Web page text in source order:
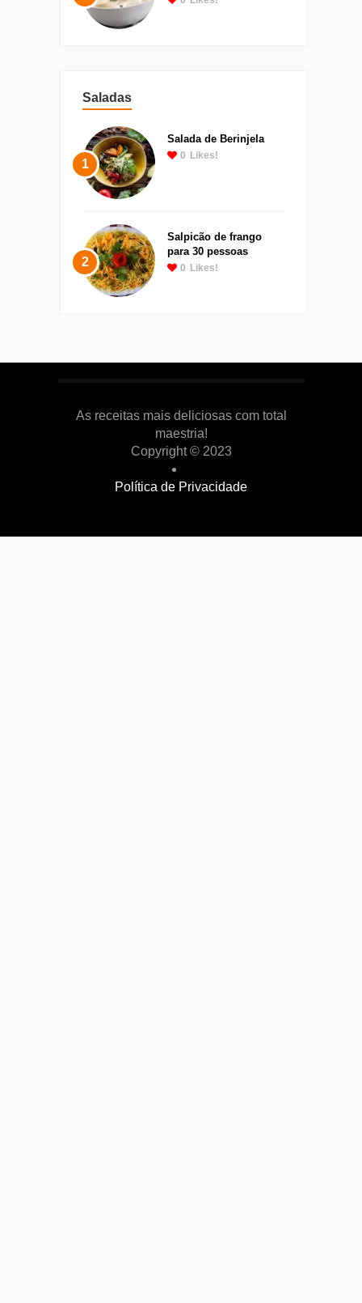
Saladas
1
Salada de Berinjela
0 Likes!
2
Salpicão de frango
para 30 pessoas
0 Likes!
As receitas mais deliciosas com total
maestria!
Copyright © 2023
Política de Privacidade